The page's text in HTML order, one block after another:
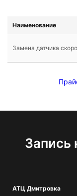
Наименование
Замена датчика
Запись
АТЦ Дмитровка